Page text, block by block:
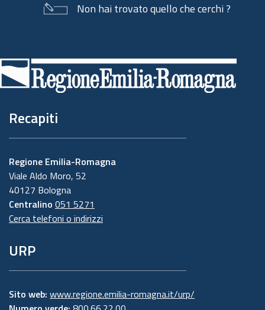
Non hai trovato quello che cerchi ?
di
pagina
Recapiti
Regione Emilia-Romagna
Viale Aldo Moro, 52
40127 Bologna
Centralino 051 5271
Cerca telefoni o indirizzi
URP
Sito web: www.regione.emilia-romagna.it/urp/